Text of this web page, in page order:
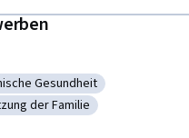
für psychische
Gesundheit
Unterstützung der Familie
der Familie